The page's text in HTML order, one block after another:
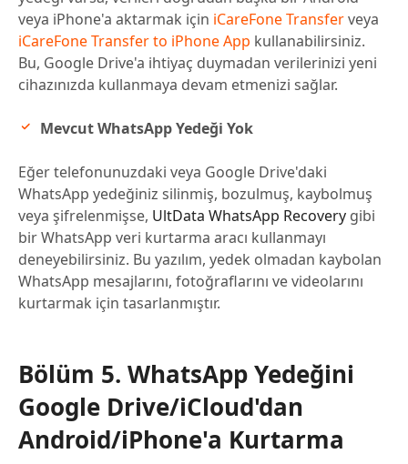
veya iPhone'a aktarmak için iCareFone Transferveya
iCareFone Transfer to iPhone App kullanabilirsiniz.
Bu, Google Drive'a ihtiyaç duymadan verilerinizi yeni
cihazınızda kullanmaya devam etmenizi sağlar.
Mevcut WhatsApp Yedeği Yok
Eğer telefonunuzdaki veya Google Drive'daki
WhatsApp yedeğiniz silinmiş, bozulmuş, kaybolmuş
veya şifrelenmişse, UltData WhatsApp Recovery gibi
bir WhatsApp veri kurtarma aracı kullanmayı
deneyebilirsiniz. Bu yazılım, yedek olmadan kaybolan
WhatsApp mesajlarını, fotoğraflarını ve videolarını
kurtarmak için tasarlanmıştır.
Bölüm 5. WhatsApp Yedeğini
Google Drive/iCloud'dan
Android/iPhone'a Kurtarma